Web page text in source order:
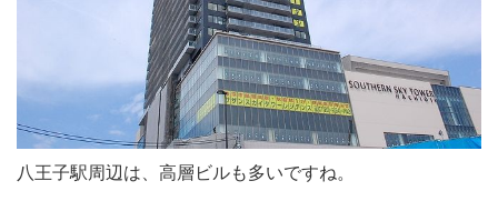
八王子駅周辺は、高層ビルも多いですね。